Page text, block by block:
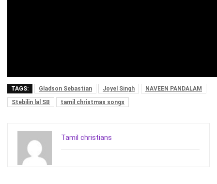
TAGS: Gladson Sebastian Joyel Singh
NAVEEN PANDALAM
Stebilin lal SB
tamil christmas songs
Tamil christians